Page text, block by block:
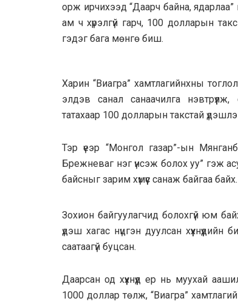
орж ирчихээд “Даарч байна,
ам ч хүрэлгүй гарч, 100 долларын
гэдэг бага мөнгө биш.
Харин “Виагра” хамтлагийнхны
элдэв санал санаачилга
татахаар 100 долларын такстай
Тэр үеэр “Монгол газар”-ын
Брежневаг нэг үнсэж болох уу” гэж
байсныг зарим хүмүүс санаж байгаа байх.
Зохион байгуулагчид болохгүй юм
үдэш хагас нүцгэн дуулсан
саатаагүй буцсан.
Даарсан од хүүхнүүд ер нь муухай
1000 доллар төлж, “Виагра”